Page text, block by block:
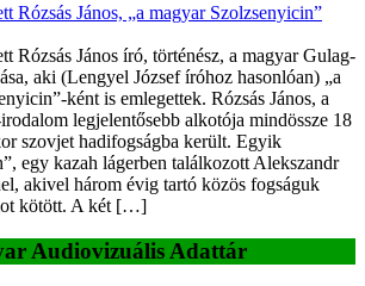
Rózsás János, „a magyar Szolzsenyicin”
Rózsás János író, történész, a magyar Gulag-
aki (Lengyel József íróhoz hasonlóan) „a
ként is emlegettek. Rózsás János, a
legjelentősebb alkotója mindössze 18
szovjet hadifogságba került. Egyik
egy kazah lágerben találkozott Alekszandr
akivel három évig tartó közös fogságuk
kötött. A két […]
Audiovizuális Adattár